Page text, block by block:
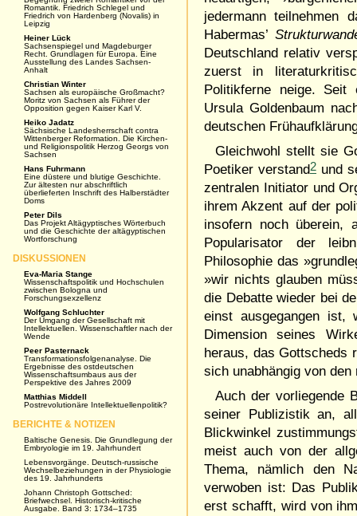
jedermann teilnehmen
Habermas’
Deutschland relativ
zuerst in
Politikferne neige. Seit
Ursula Goldenbaum
deutschen
Gleichwohl stellt sie
Poetiker verstand2 und
zentralen Initiator und
ihrem Akzent auf der
insofern noch überein,
Popularisator der
Philosophie das
»wir nichts glauben
die Debatte wieder bei
einst ausgegangen ist,
Dimension seines
heraus, das Gottscheds
sich unabhängig von
Auch der vorliegende
seiner Publizistik an,
Blickwinkel
meist auch von der
Thema, nämlich den
verwoben ist: Das
erst schafft, wird von
Romantik. Friedrich Schlegel und
Friedrich von Hardenberg (Novalis) in
Leipzig
Heiner Lück
Sachsenspiegel und Magdeburger
Recht. Grundlagen für Europa. Eine
Ausstellung des Landes Sachsen-
Anhalt
Christian Winter
Sachsen als europäische Großmacht?
Moritz von Sachsen als Führer der
Opposition gegen Kaiser Karl V.
Heiko Jadatz
Sächsische Landesherrschaft contra
Wittenberger Reformation. Die Kirchen-
und Religionspolitik Herzog Georgs von
Sachsen
Hans Fuhrmann
Eine düstere und blutige Geschichte.
Zur ältesten nur abschriftlich
überlieferten Inschrift des Halberstädter
Doms
Peter Dils
Das Projekt Altägyptisches Wörterbuch
und die Geschichte der altägyptischen
Wortforschung
DISKUSSIONEN
Eva-Maria Stange
Wissenschaftspolitik und Hochschulen
zwischen Bologna und
Forschungsexzellenz
Wolfgang Schluchter
Der Umgang der Gesellschaft mit
Intellektuellen. Wissenschaftler nach der
Wende
Peer Pasternack
Transformationsfolgenanalyse. Die
Ergebnisse des ostdeutschen
Wissenschaftsumbaus aus der
Perspektive des Jahres 2009
Matthias Middell
Postrevolutionäre Intellektuellenpolitik?
BERICHTE & NOTIZEN
Baltische Genesis. Die Grundlegung der
Embryologie im 19. Jahrhundert
Lebensvorgänge. Deutsch-russische
Wechselbeziehungen in der Physiologie
des 19. Jahrhunderts
Johann Christoph Gottsched:
Briefwechsel. Historisch-kritische
Ausgabe. Band 3: 1734–1735